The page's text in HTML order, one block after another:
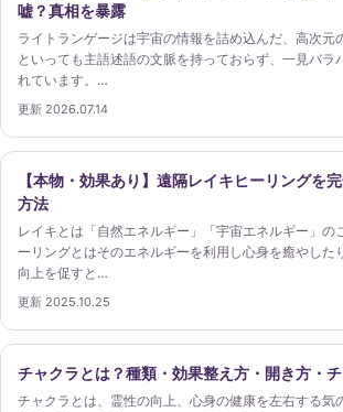
嘘？真相を暴露
ライトランゲージは宇宙の情報を詰め込んだ、高次元
といっても主語述語の文脈を持っておらず、一見バラ
れています。…
更新 2026.07.14
【本物・効果あり】遠隔レイキヒーリングを
方法
レイキとは「自然エネルギー」「宇宙エネルギー」の
ーリングとはそのエネルギーを利用し心身を癒やした
向上を促すと…
更新 2025.10.25
チャクラとは？種類・効果整え方・開き方・
チャクラとは、霊性の向上、心身の健康を左右する気